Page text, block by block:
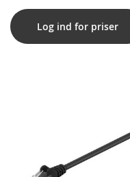
Log ind for priser